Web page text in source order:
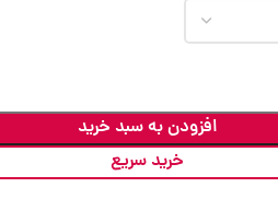
افزودن به سبد خرید
خرید سریع